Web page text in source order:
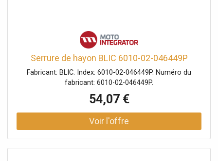
Serrure de hayon BLIC 6010-02-046449P
Fabricant: BLIC. Index: 6010-02-046449P. Numéro du
fabricant: 6010-02-046449P.
54,07 €